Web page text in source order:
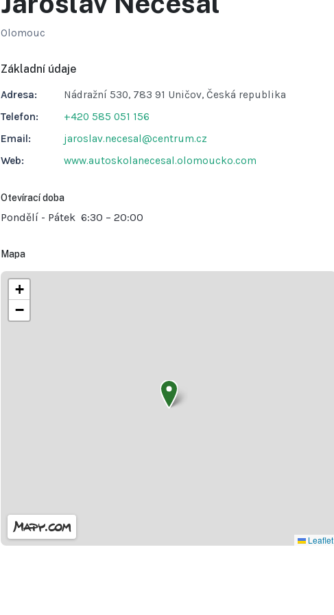
Olomouc
Základní údaje
Adresa:
Nádražní 530, 783 91 Uničov, Česká republika
Telefon:
+420 585 051 156
Email:
jaroslav.necesal@centrum.cz
Web:
www.autoskolanecesal.olomoucko.com
Otevírací doba
Pondělí - Pátek 6:30 – 20:00
Mapa
+
−
Leaflet